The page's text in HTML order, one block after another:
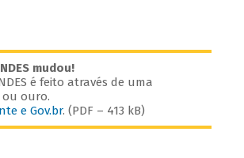
mudou!
é feito através de uma
ouro.
e Gov.br. (PDF – 413 kB)